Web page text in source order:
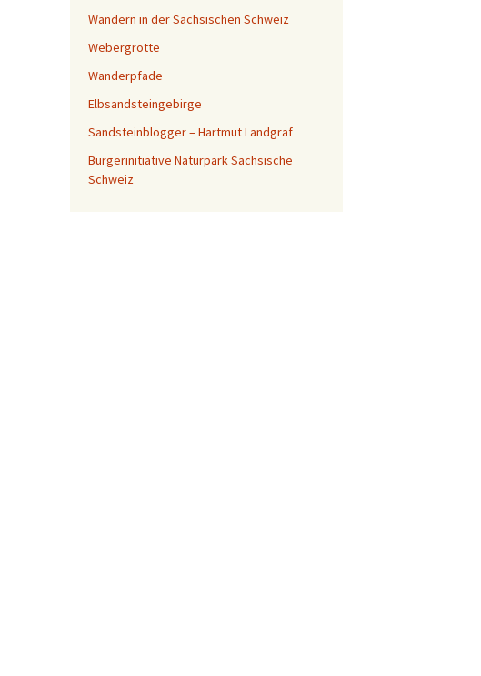
Wandern in der Sächsischen Schweiz
Webergrotte
Wanderpfade
Elbsandsteingebirge
Sandsteinblogger – Hartmut Landgraf
Bürgerinitiative Naturpark Sächsische
Schweiz